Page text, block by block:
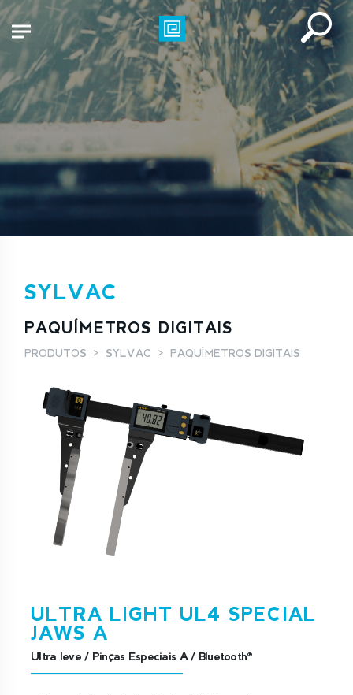
SYLVAC
PAQUÍMETROS DIGITAIS
PRODUTOS SYLVAC PAQUÍMETROS DIGITAIS
ULTRA LIGHT UL4 SPECIAL
JAWS A
Ultra leve / Pinças Especiais A / Bluetooth®